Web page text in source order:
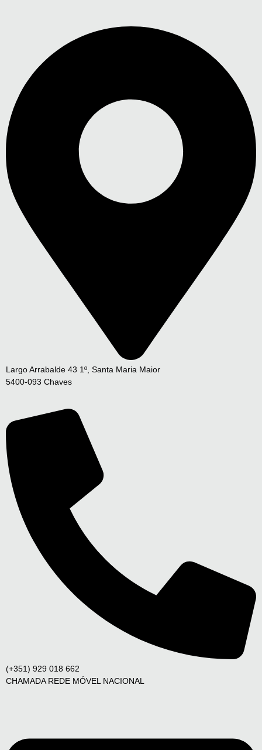
Largo Arrabalde 43 1º, Santa Maria Maior
5400-093 Chaves
(+351) 929 018 662
CHAMADA REDE MÓVEL NACIONAL